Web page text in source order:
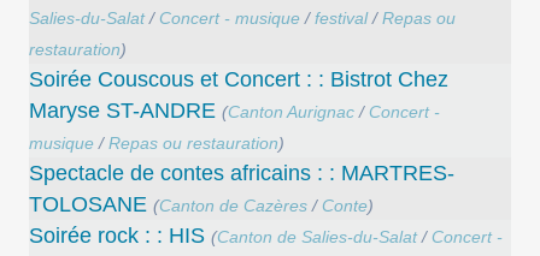
Salies-du-Salat/ Concert - musique/festival/Repas ou
restauration)
Soirée Couscous et Concert : : Bistrot Chez
Maryse ST-ANDRE (Canton Aurignac/ Concert -
musique/Repas ou restauration)
Spectacle de contes africains : : MARTRES-
TOLOSANE (Canton de Cazères/ Conte)
Soirée rock : : HIS (Canton de Salies-du-Salat/ Concert -